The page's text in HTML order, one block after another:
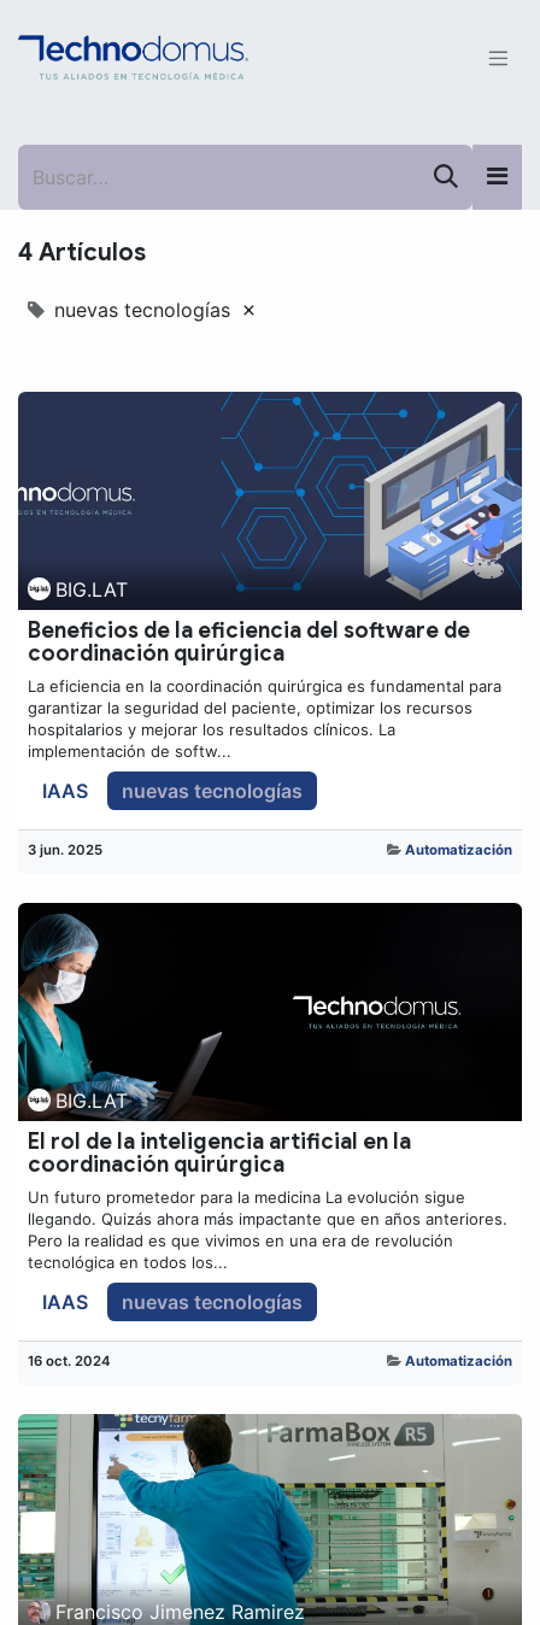
4 Artículos
nuevas tecnologías ×
BIG.LAT
Beneficios de la eficiencia del software de
coordinación quirúrgica
La eficiencia en la coordinación quirúrgica es fundamental para
garantizar la seguridad del paciente, optimizar los recursos
hospitalarios y mejorar los resultados clínicos. La
implementación de softw...
IAAS nuevas tecnologías
3 jun. 2025 Automatización
BIG.LAT
El rol de la inteligencia artificial en la
coordinación quirúrgica
Un futuro prometedor para la medicina La evolución sigue
llegando. Quizás ahora más impactante que en años anteriores.
Pero la realidad es que vivimos en una era de revolución
tecnológica en todos los...
IAAS nuevas tecnologías
16 oct. 2024 Automatización
Francisco Jimenez Ramirez